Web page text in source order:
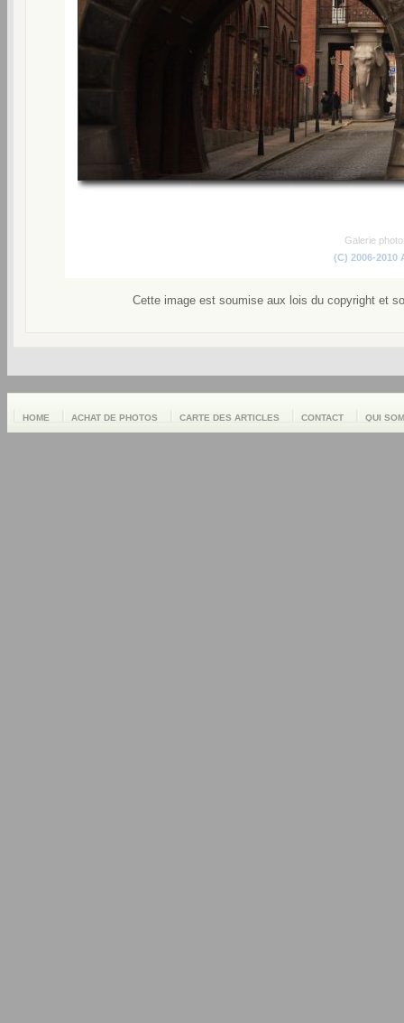
Galerie
(C) 2006-2010
Cette image est soumise aux lois du copyright et
HOME ACHAT DE PHOTOS CARTE DES ARTICLES CONTACT QUI